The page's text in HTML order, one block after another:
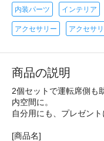
内装パーツ インテリア
アクセサリー アクセサ
商品の説明
2個セットで運転席側も
内空間に。
自分用にも、プレゼン
[商品名]